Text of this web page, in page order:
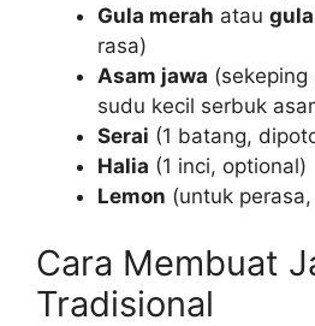
Gula merah atau
rasa)
Asam jawa (sekeping
sudu kecil serbuk
Serai (1 batang,
Halia (1 inci, optional)
Lemon (untuk
Cara Membuat
Tradisional